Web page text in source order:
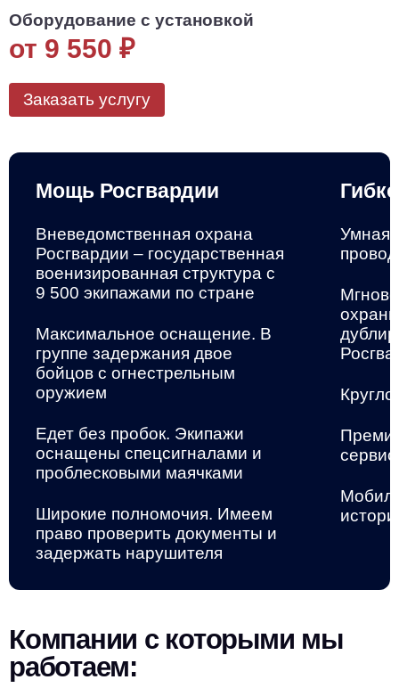
Оборудование с установкой
от 9 550 ₽
Заказать услугу
Мощь Росгвардии
Вневедомственная охрана
Росгвардии – государственная
военизированная структура с
9 500 экипажами по стране
Максимальное оснащение. В
группе задержания двое
бойцов с огнестрельным
оружием
Едет без пробок. Экипажи
оснащены спецсигналами и
проблесковыми маячками
Широкие полномочия. Имеем
право проверить документы и
задержать нарушителя
Умная
сервис
Компании с которыми мы
работаем: